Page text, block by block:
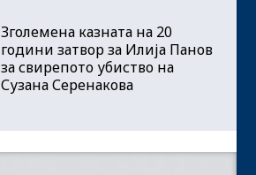
Зголемена казната на 20
години затвор за Илија Панов
за свирепото убиство на
Сузана Серенакова